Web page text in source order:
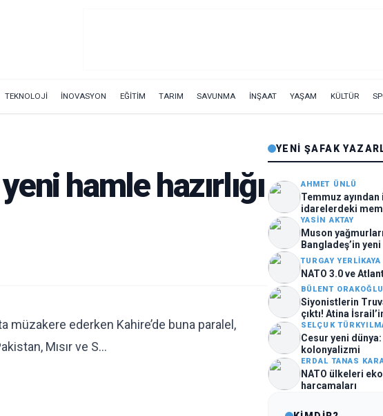
TEKNOLOJİ İNOVASYON EĞİTİM TARIM SAVUNMA İNŞAAT YAŞAM KÜLTÜR
hamle hazırlığı
müzakere ederken Kahire’de buna paralel,
Mısır ve S…
YENI ŞAFAK
AHMET ÜNLÜ
Temmuz
idarelerdeki
arttı
YASIN AKTAY
Muson
Bangladeş’in
TURGAY YERLIKAYA
NATO 3.0 ve
BÜLENT ORAKOĞLU
Siyonistlerin
çıktı! Atina
SELÇUK
Cesur yeni
kolonyalizmi
ERDAL TANAS
NATO ülkeleri
harcamaları